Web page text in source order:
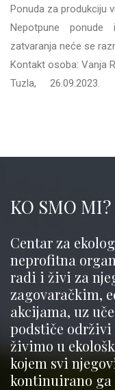
Ponuda za produkciju
Nepotpune
zatvaranja neće se
Kontakt osoba: Vanja
Tuzla,
KO SMO MI?
Centar za
neprofitna
radi i živi za
zagovaračkim,
akcijama, uz
podstiče održivi
živimo u
kojem svi
kontinuirano ga